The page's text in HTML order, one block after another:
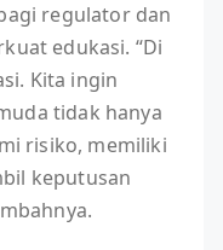
regulator dan
edukasi. “Di
Kita ingin
tidak hanya
risiko, memiliki
keputusan